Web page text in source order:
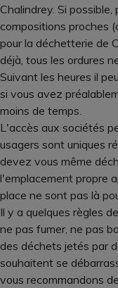
Chalindrey. Si
compositions proches
pour la déchetterie de
déjà, tous les ordures
Suivant les heures il
si vous avez
moins de temps.
L'accès aux sociétés
usagers sont uniques
devez vous même
l'emplacement propre
place ne sont pas là
Il y a quelques règles
ne pas fumer, ne pas
des déchets jetés par
souhaitent se
vous recommandons